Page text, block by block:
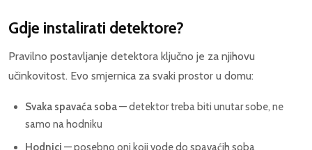
Gdje instalirati detektore?
Pravilno postavljanje detektora ključno je za njihovu
učinkovitost. Evo smjernica za svaki prostor u domu:
Svaka spavaća soba— detektor treba biti unutar sobe, ne
samo na hodniku
Hodnici — posebno oni koji vode do spavaćih soba